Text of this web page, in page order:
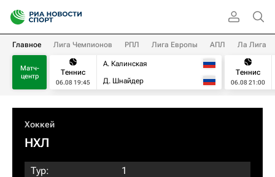
Главное Лига Чемпионов РПЛ Лига Европы АПЛ Ла Лига
Матч-
центр
Теннис
06.08 19:45
А. Калинская
Д. Шнайдер
Теннис
06.08 21:00
Хоккей
НХЛ
Тур:
1